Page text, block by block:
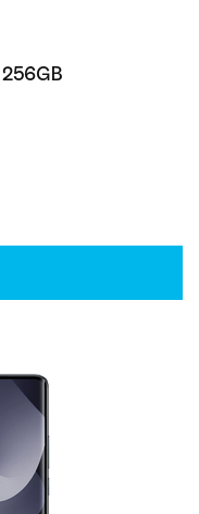
256GB